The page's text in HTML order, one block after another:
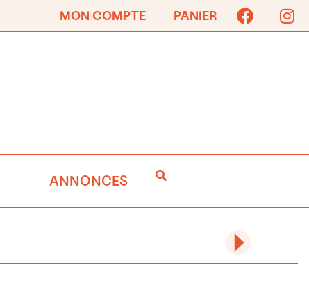
MON COMPTE PANIER
ANNONCES